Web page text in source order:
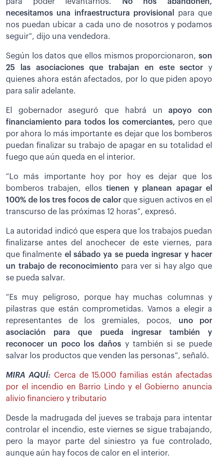
necesitamos una infraestructura provisional
para que
nos puedan ubicar a cada uno de nosotros y podamos
seguir”, dijo una vendedora.
Según los datos que ellos mismos proporcionaron, son
25 las asociaciones que trabajan en este sector y
quienes ahora están afectados, por lo que piden apoyo
para salir adelante.
El gobernador aseguró que habrá unapoyo con
financiamiento para todos los comerciantes, pero que
por ahora lo más importante es dejar que los bomberos
puedan finalizar su trabajo de apagar en su totalidad el
fuego que aún queda en el interior.
“Lo más importante hoy por hoy es dejar que los
bomberos trabajen, ellostienen y planean apagar el
100% de los tres focos de calorque siguen activos en el
transcurso de las próximas 12 horas”, expresó.
La autoridad indicó que espera que los trabajos puedan
finalizarse antes del anochecer de este viernes, para
que finalmente el sábado ya se pueda ingresar y hacer
un trabajo de reconocimiento para ver si hay algo que
se pueda salvar.
“Es muy peligroso, porque hay muchas columnas y
pilastras que están comprometidas. Vamos a elegir a
representantes de los gremiales, pocos, uno por
asociación para que pueda ingresar también y
reconocer un poco los daños y también si se puede
salvar los productos que venden las personas”, señaló.
MIRA AQUÍ: Cerca de 15.000 familias están afectadas
por el incendio en Barrio Lindo y el Gobierno anuncia
alivio financiero y tributario
Desde la madrugada del jueves se trabaja para intentar
controlar el incendio, este viernes se sigue trabajando,
pero la mayor parte del siniestro ya fue controlado,
aunque aún hay focos de calor en el interior.